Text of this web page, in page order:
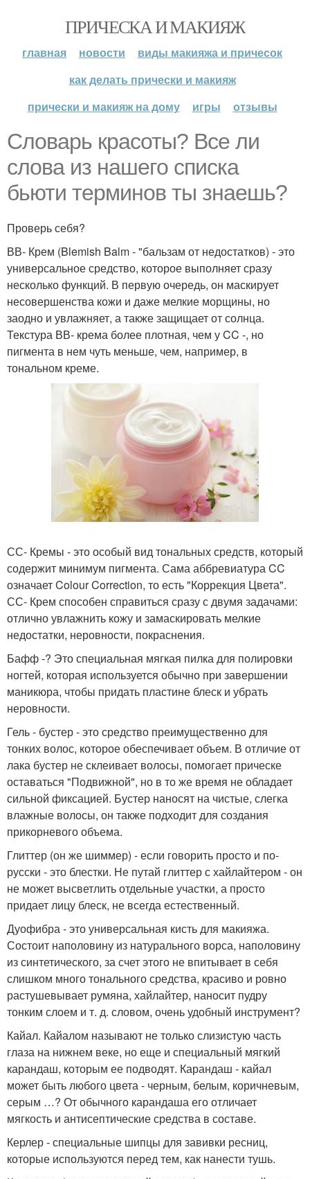
ПРИЧЕСКА И МАКИЯЖ
главная новости
виды макияжа и причесок
как делать прически и макияж
прически и макияж на дому
игры отзывы
Словарь красоты? Все ли
слова из нашего списка
бьюти терминов ты знаешь?
Проверь себя?
ВВ- Крем (Blemish Balm - "бальзам от недостатков) - это
универсальное средство, которое выполняет сразу
несколько функций. В первую очередь, он маскирует
несовершенства кожи и даже мелкие морщины, но
заодно и увлажняет, а также защищает от солнца.
Текстура ВВ- крема более плотная, чем у CC -, но
пигмента в нем чуть меньше, чем, например, в
тональном креме.
СС- Кремы - это особый вид тональных средств, который
содержит минимум пигмента. Сама аббревиатура CC
означает Colour Correction, то есть "Коррекция Цвета".
СС- Крем способен справиться сразу с двумя задачами:
отлично увлажнить кожу и замаскировать мелкие
недостатки, неровности, покраснения.
Бафф -? Это специальная мягкая пилка для полировки
ногтей, которая используется обычно при завершении
маникюра, чтобы придать пластине блеск и убрать
неровности.
Гель - бустер - это средство преимущественно для
тонких волос, которое обеспечивает объем. В отличие от
лака бустер не склеивает волосы, помогает прическе
оставаться "Подвижной", но в то же время не обладает
сильной фиксацией. Бустер наносят на чистые, слегка
влажные волосы, он также подходит для создания
прикорневого объема.
Глиттер (он же шиммер) - если говорить просто и по-
русски - это блестки. Не путай глиттер с хайлайтером - он
не может высветлить отдельные участки, а просто
придает лицу блеск, не всегда естественный.
Дуофибра - это универсальная кисть для макияжа.
Состоит наполовину из натурального ворса, наполовину
из синтетического, за счет этого не впитывает в себя
слишком много тонального средства, красиво и ровно
растушевывает румяна, хайлайтер, наносит пудру
тонким слоем и т. д. словом, очень удобный инструмент?
Кайал. Кайалом называют не только слизистую часть
глаза на нижнем веке, но еще и специальный мягкий
карандаш, которым ее подводят. Карандаш - кайал
может быть любого цвета - черным, белым, коричневым,
серым …? От обычного карандаша его отличает
мягкость и антисептические средства в составе.
Керлер - специальные шипцы для завивки ресниц,
которые используются перед тем, как нанести тушь.